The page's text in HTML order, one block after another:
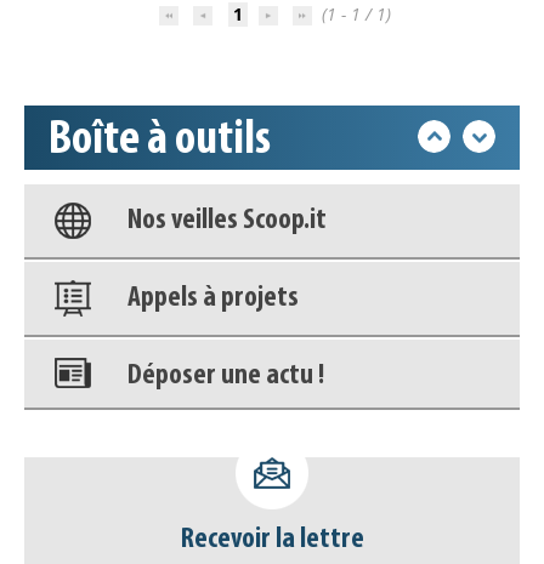
1 (1 - 1 / 1)
Boîte à outils
Base documentaire
Nos veilles Scoop.it
Appels à projets
Déposer une actu !
déconnecter)
Base documentaire
Recevoir la lettre